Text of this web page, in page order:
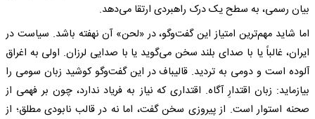
بیان رسمی، به سطح یک درک راهبردی ارتقا می‌دهد.
اما شاید مهم‌ترین امتیاز این گفت‌وگو، در «لحن» آن نهفته باشد. سیاست در
ایران، غالباً یا با صدای بلند سخن می‌گوید یا با صدایی لرزان. اولی به اغراق
آلوده است و دومی به تردید. قالیباف در این گفت‌وگو کوشید زبان سومی را
بیازماید: زبان اقتدارِ آگاه. اقتداری که نیاز به فریاد ندارد، چون بر فهمی از
صحنه استوار است. از پیروزی سخن گفت، اما نه در قالب نابودی مطلق؛ از